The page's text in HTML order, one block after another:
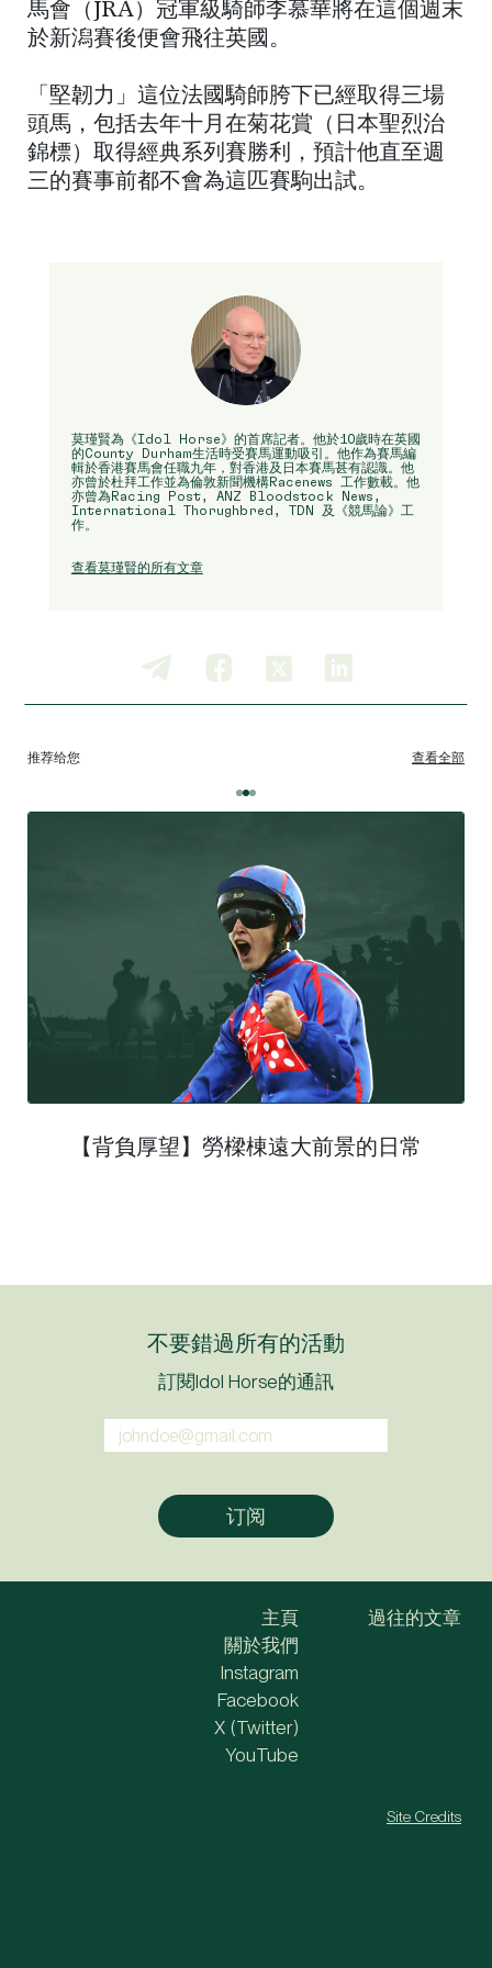
馬會（JRA）冠軍級騎師李慕華將在這個週末
於新潟賽後便會飛往英國。
「堅韌力」這位法國騎師胯下已經取得三場
頭馬，包括去年十月在菊花賞（日本聖烈治
錦標）取得經典系列賽勝利，預計他直至週
三的賽事前都不會為這匹賽駒出試。
莫瑾賢為《Idol Horse》的首席記者。他於10歲時在英國
的County Durham生活時受賽馬運動吸引。他作為賽馬編
輯於香港賽馬會任職九年，對香港及日本賽馬甚有認識。他
亦曾於杜拜工作並為倫敦新聞機構Racenews 工作數載。他
亦曾為Racing Post, ANZ Bloodstock News,
International Thorughbred, TDN 及《競馬論》工
作。
查看莫瑾賢的所有文章
推荐给您 查看全部
【背負厚望】勞樑棟遠大前景的日常
不要錯過所有的活動
訂閱Idol Horse的通訊
主頁
關於我們
過往的文章
Instagram
Facebook
X (Twitter)
YouTube
Site Credits